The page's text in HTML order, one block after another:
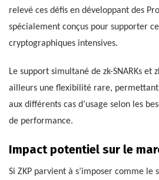
relevé ces défis en développant des
spécialement conçus pour supporter
cryptographiques intensives.
Le support simultané de zk-SNARKs et
ailleurs une flexibilité rare, permettant
aux différents cas d’usage selon les
de performance.
Impact potentiel sur le
Si ZKP parvient à s’imposer comme